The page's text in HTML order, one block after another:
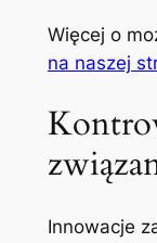
Więcej o
na naszej
Innowacje